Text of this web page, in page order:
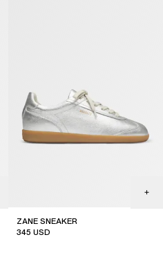
ZANE SNEAKER
345 USD